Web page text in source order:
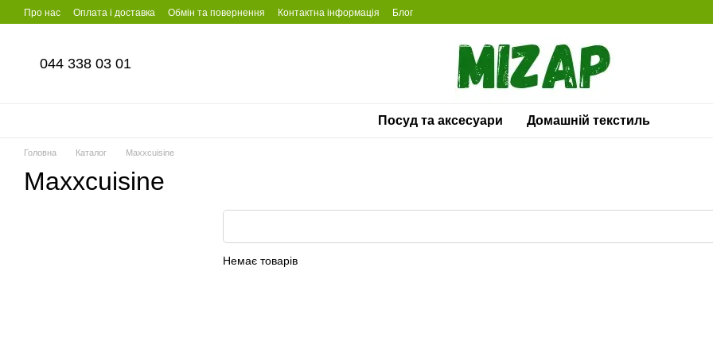
Перейти до основного контенту
Про нас Оплата і доставка Обмін та повернення Контактна інформація Блог
044 338 03 01
Посуд та аксесуари Домашній текстиль
Головна Каталог Maxxcuisine
Maxxcuisine
Немає товарів